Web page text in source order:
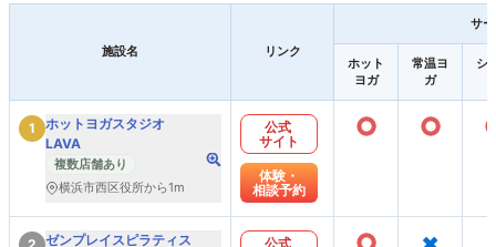
施設名 リンク
サ
ホット
ヨガ
常温ヨ
ガ
シ
1
ホットヨガスタジオ
LAVA
複数店舗あり
横浜市西区役所から1m
公式
サイト
体験・
相談予約
○ ○
ゼンプレイスピラティス 公式